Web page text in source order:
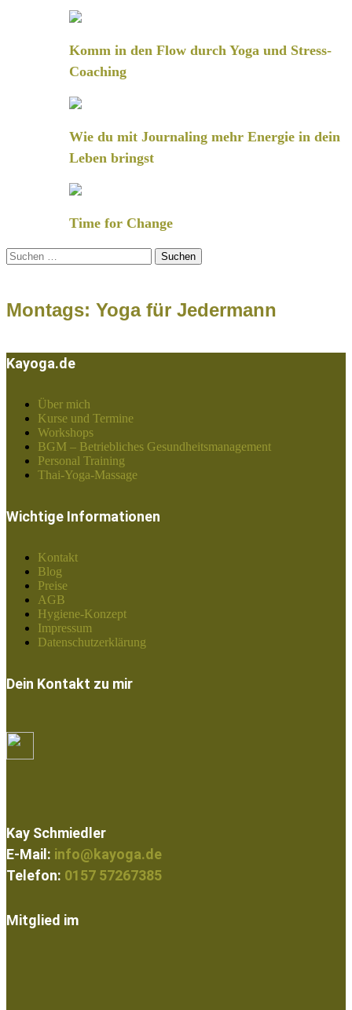
Komm in den Flow durch Yoga und Stress-
Coaching
Wie du mit Journaling mehr Energie in dein
Leben bringst
Time for Change
Suchen
nach:
Montags: Yoga für Jedermann
Kayoga.de
Über mich
Kurse und Termine
Workshops
BGM – Betriebliches Gesundheitsmanagement
Personal Training
Thai-Yoga-Massage
Wichtige Informationen
Kontakt
Blog
Preise
AGB
Hygiene-Konzept
Impressum
Datenschutzerklärung
Dein Kontakt zu mir
Kay Schmiedler
E-Mail: info@kayoga.de
Telefon: 0157 57267385
Mitglied im